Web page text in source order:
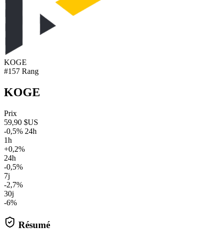
KOGE
#157 Rang
KOGE
Prix
59,90 $US
-0,5% 24h
1h
+0,2%
24h
-0,5%
7j
-2,7%
30j
-6%
Résumé